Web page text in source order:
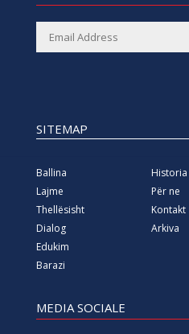
SITEMAP
Ballina
Lajme
Thellësisht
Dialog
Edukim
Barazi
Historia
Për ne
Kontakt
Arkiva
MEDIA SOCIALE